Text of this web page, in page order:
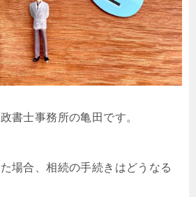
書士事務所の亀田です。
場合、相続の手続きはどうなる